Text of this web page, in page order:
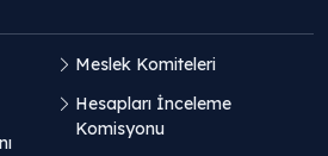
Meslek Komiteleri
Hesapları İnceleme
Komisyonu